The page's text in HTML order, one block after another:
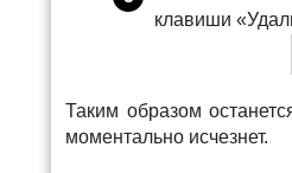
клавиши
Таким образом
моментально исчезнет.